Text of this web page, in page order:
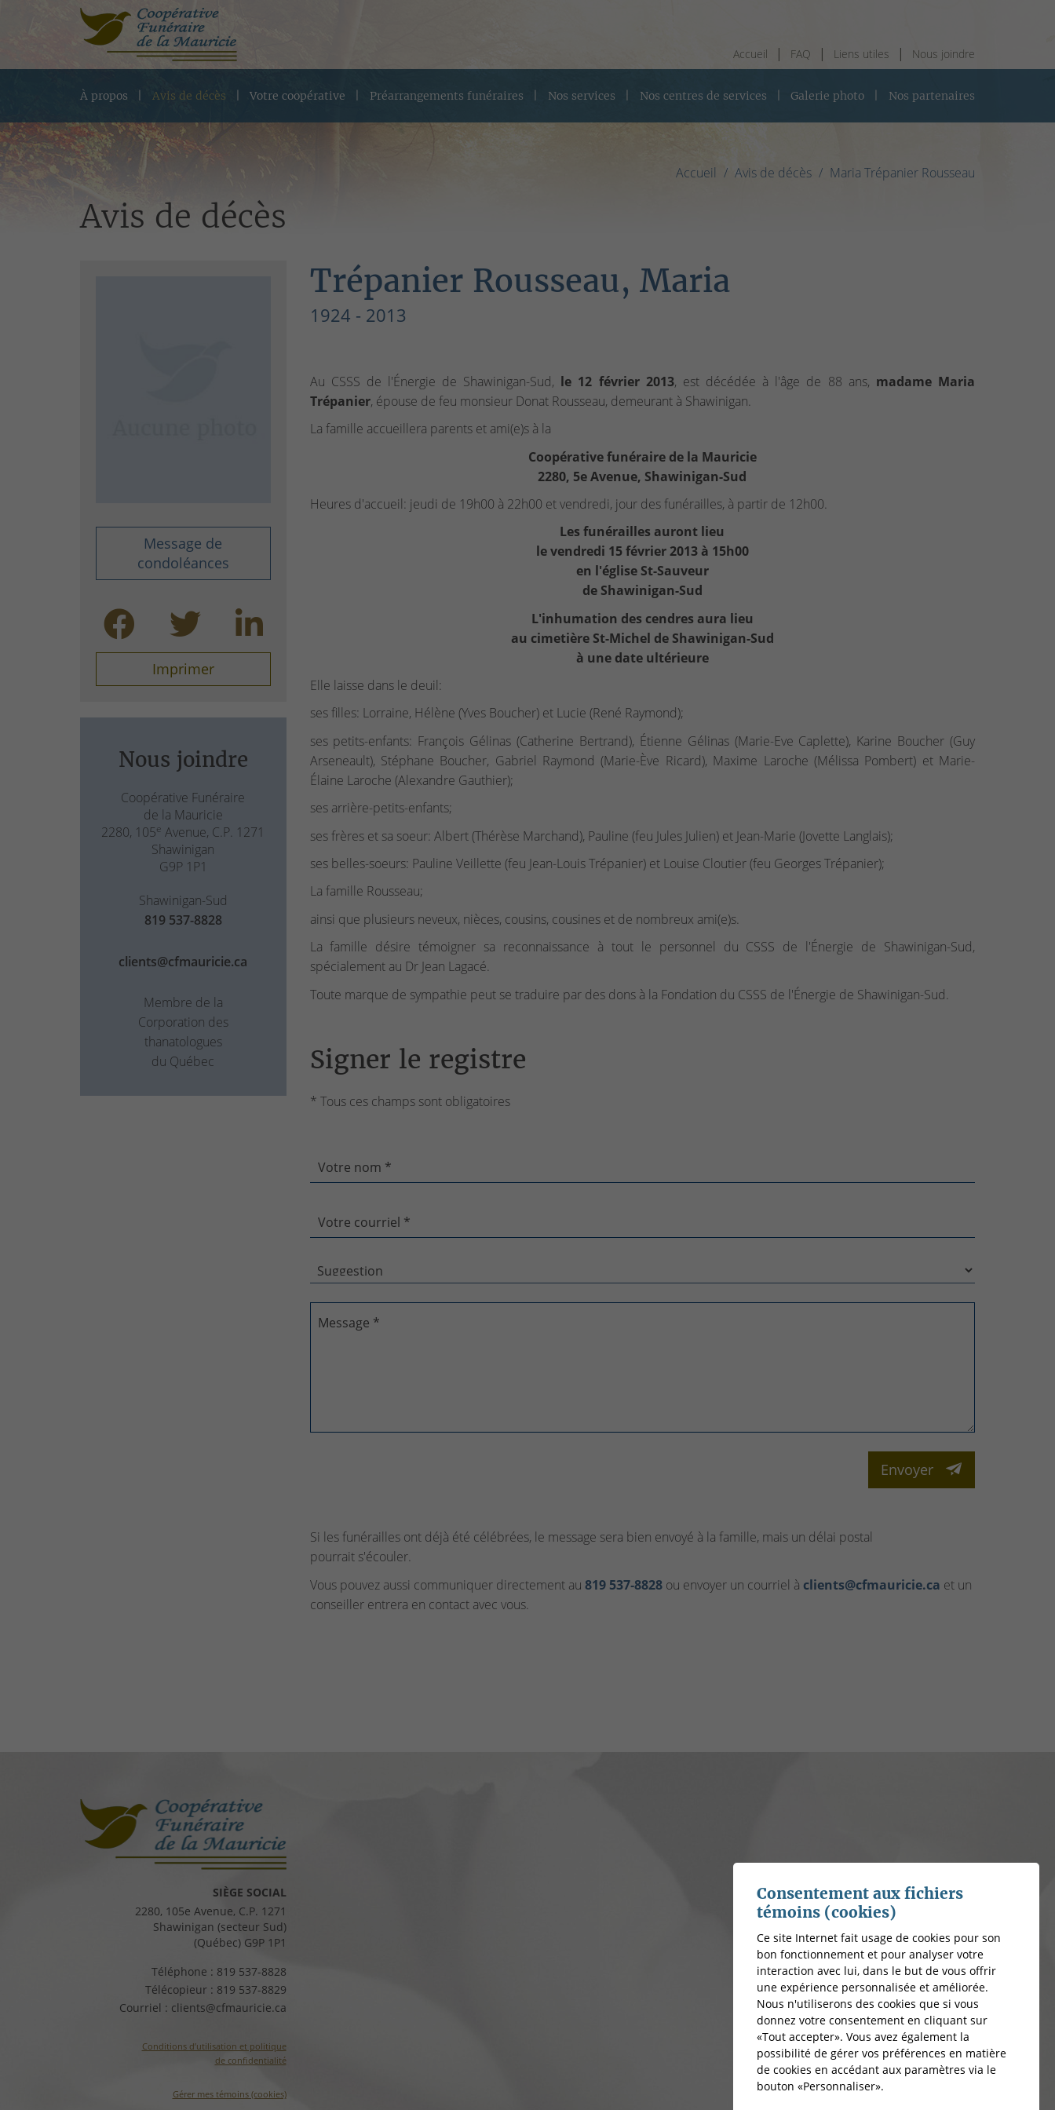
Accueil FAQ Liens utiles Nous joindre
À propos Avis de décès Votre coopérative Préarrangements funéraires Nos services Nos centres de services Galerie photo Nos partenaires
Accueil Avis de décès Maria Trépanier Rousseau
Avis de décès
Message de
condoléances
Imprimer
Nous joindre
Coopérative Funéraire
de la Mauricie
2280, 105e Avenue, C.P. 1271
Shawinigan
G9P 1P1
Shawinigan-Sud
819 537-8828
clients@cfmauricie.ca
Membre de la
Corporation des
thanatologues
du Québec
Trépanier Rousseau, Maria
1924 - 2013
Au CSSS de l'Énergie de Shawinigan-Sud, le 12 février 2013, est décédée à l'âge de 88 ans, madame Maria
Trépanier, épouse de feu monsieur Donat Rousseau, demeurant à Shawinigan.
La famille accueillera parents et ami(e)s à la
Coopérative funéraire de la Mauricie
2280, 5e Avenue, Shawinigan-Sud
Heures d'accueil: jeudi de 19h00 à 22h00 et vendredi, jour des funérailles, à partir de 12h00.
Les funérailles auront lieu
le vendredi 15 février 2013 à 15h00
en l'église St-Sauveur
de Shawinigan-Sud
L'inhumation des cendres aura lieu
au cimetière St-Michel de Shawinigan-Sud
à une date ultérieure
Elle laisse dans le deuil:
ses filles: Lorraine, Hélène (Yves Boucher) et Lucie (René Raymond);
ses petits-enfants: François Gélinas (Catherine Bertrand), Étienne Gélinas (Marie-Eve Caplette), Karine Boucher (Guy
Arseneault), Stéphane Boucher, Gabriel Raymond (Marie-Ève Ricard), Maxime Laroche (Mélissa Pombert) et Marie-
Élaine Laroche (Alexandre Gauthier);
ses arrière-petits-enfants;
ses frères et sa soeur: Albert (Thérèse Marchand), Pauline (feu Jules Julien) et Jean-Marie (Jovette Langlais);
ses belles-soeurs: Pauline Veillette (feu Jean-Louis Trépanier) et Louise Cloutier (feu Georges Trépanier);
La famille Rousseau;
ainsi que plusieurs neveux, nièces, cousins, cousines et de nombreux ami(e)s.
La famille désire témoigner sa reconnaissance à tout le personnel du CSSS de l'Énergie de Shawinigan-Sud,
spécialement au Dr Jean Lagacé.
Toute marque de sympathie peut se traduire par des dons à la Fondation du CSSS de l'Énergie de Shawinigan-Sud.
Signer le registre
* Tous ces champs sont obligatoires
Votre nom *
Votre courriel *
Message *
Envoyer
Si les funérailles ont déjà été célébrées, le message sera bien envoyé à la famille, mais un délai postal
pourrait s'écouler.
Vous pouvez aussi communiquer directement au 819 537‑8828ou envoyer un courriel à clients@cfmauricie.ca et un
conseiller entrera en contact avec vous.
SIÈGE SOCIAL
2280, 105e Avenue, C.P. 1271
Shawinigan (secteur Sud)
(Québec) G9P 1P1
Téléphone : 819 537-8828
Télécopieur : 819 537-8829
Courriel : clients@cfmauricie.ca
Conditions d’utilisation et politique
de confidentialité
Gérer mes témoins (cookies)
Consentement aux fichiers
témoins (cookies)
Ce site Internet fait usage de cookies pour son
bon fonctionnement et pour analyser votre
interaction avec lui, dans le but de vous offrir
une expérience personnalisée et améliorée.
Nous n'utiliserons des cookies que si vous
donnez votre consentement en cliquant sur
«Tout accepter». Vous avez également la
possibilité de gérer vos préférences en matière
de cookies en accédant aux paramètres via le
bouton «Personnaliser».